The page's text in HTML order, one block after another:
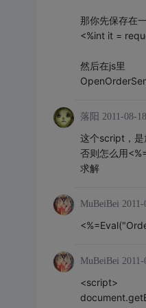
那你先保存在
<%int it =
然后在js里
落阳 2011-08-18
这个script，是
否则怎么用
求解
MuBeiBei
MuBeiBei
<script>